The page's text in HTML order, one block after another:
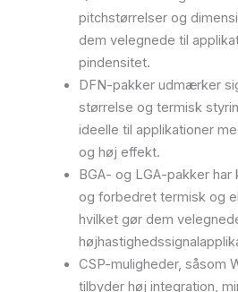
pitchstørrelser og
dem velegnede til
pindensitet.
DFN-pakker udmærker
størrelse og termisk
ideelle til applikationer
og høj effekt.
BGA- og LGA-pakker
og forbedret termisk og
hvilket gør dem
CSP-muligheder, såsom
tilbyder høj integration,